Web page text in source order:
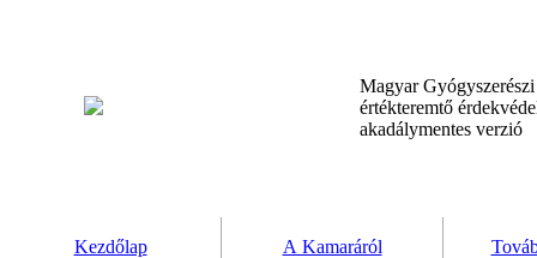
Magyar
értékteremtő
akadálymentes verzió
Kezdőlap A Kamaráról